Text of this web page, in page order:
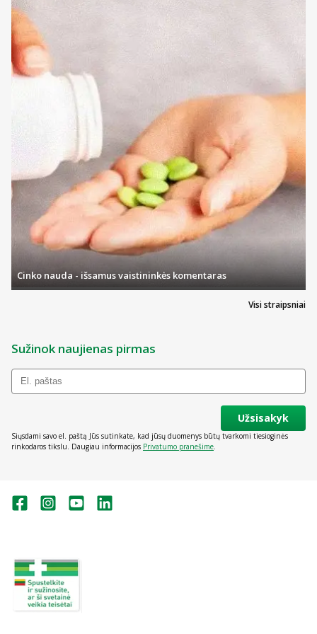
Visi straipsniai
Cinko nauda - išsamus vaistininkės komentaras
Sužinok naujienas pirmas
Užsisakyk
Siųsdami savo el. paštą Jūs sutinkate, kad jūsų duomenys būtų tvarkomi tiesioginės
rinkodaros tikslu. Daugiau informacijos Privatumo pranešime.